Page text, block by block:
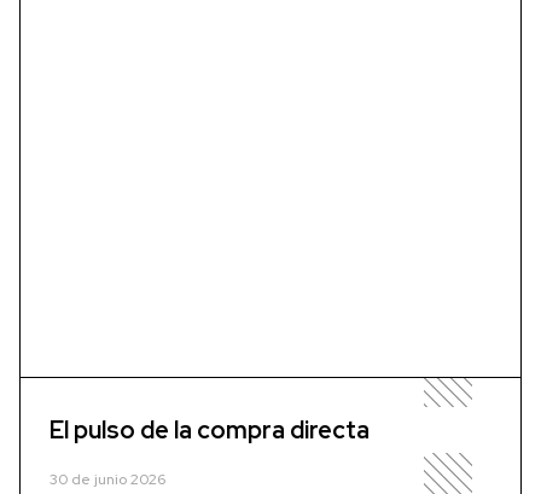
El pulso de la compra directa
30 de junio 2026